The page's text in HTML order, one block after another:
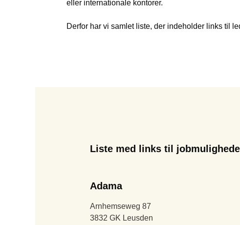
eller internationale kontorer.
Derfor har vi samlet liste, der indeholder links til
Liste med links til
Adama
Arnhemseweg 87
3832 GK Leusden